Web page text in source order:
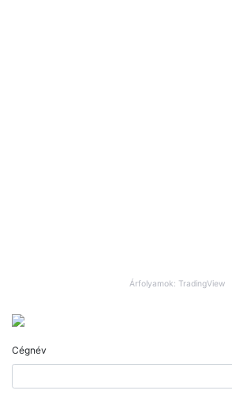
Árfolyamok: TradingView
Cégnév